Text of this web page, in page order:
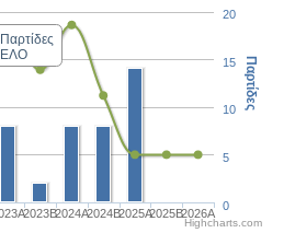
Παρτίδες
ΕΛΟ
2023B2024A2024B2025A2025B2026A
0
5
10
15
20
Παρτίδες
Highcharts.com